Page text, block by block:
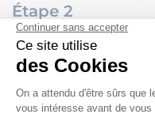
Étape 2
Verser le sirop
caraméliser à feu doux.
Étape 3